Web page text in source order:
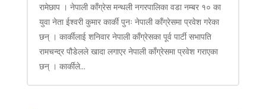
रामेछाप । नेपाली काँग्रेस मन्थली नगरपालिका वडा नम्बर १० का
युवा नेता ईश्वरी कुमार कार्की पुनः नेपाली काँग्रेसमा प्रवेश गरेका
छन् । कार्कीलाई शनिवार नेपाली काँग्रेसका पूर्व पार्टी सभापति
रामचन्द्र पौडेलले खादा लगाएर नेपाली काँग्रेसमा प्रवेश गराएका
छन् । कार्कीले...